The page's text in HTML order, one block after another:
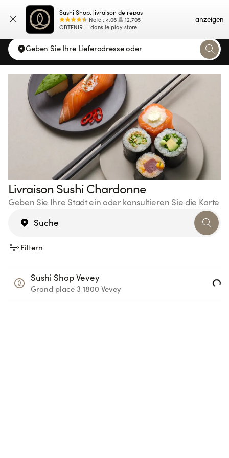
Sushi Shop, livraison de repas
Note : 4.06
12,705
OBTENIR — dans le play store
anzeigen
Karte
Geben Sie Ihre Lieferadresse oder
Livraison Sushi Chardonne
Geben Sie Ihre Stadt ein oder konsultieren Sie die Karte
Filtern
Sushi Shop Vevey
Grand place 3 1800 Vevey Loading...